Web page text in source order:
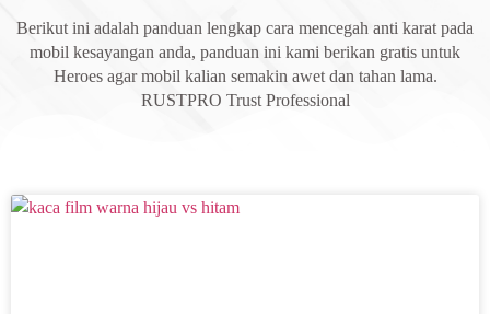
Berikut ini adalah panduan lengkap cara mencegah anti karat pada
mobil kesayangan anda, panduan ini kami berikan gratis untuk
Heroes agar mobil kalian semakin awet dan tahan lama.
RUSTPRO Trust Professional